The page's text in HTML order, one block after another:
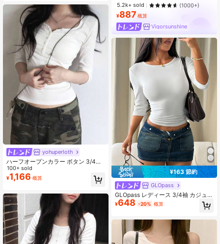
yohuperloth
ハーフオープンカラー ボタン 3/4袖
ベーシックTシャツ カジュアル ホワ
イト
100+ sold
¥1,166 概算
5.2k+ sold
(1000+)
¥887 概算
Vigorsunshine
¥163 節約
GLOpass
GLOpass レディース 3/4袖 カジュア
ル 無地Tシャツ、リブ スリムフィッ
ト デイリー オフィスウェア トップ
¥648 -20% 概算